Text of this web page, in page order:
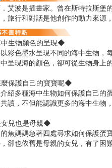
艾波是插畫家。曾在斯特拉斯堡
旅行和對話是他創作的動力來源
生物顏色的呈現◆
彩色墨水呈現不同的海中生物，
呈現海的顏色，卻可從生物身上
保護自己的寶寶呢◆
紹多種海中生物如何保護自己的
讀，不但能認識更多的海中生物
兒也是母親◆
魚媽媽急著四處尋求如何保護蛋
卻也依舊是母親的女兒，有了困